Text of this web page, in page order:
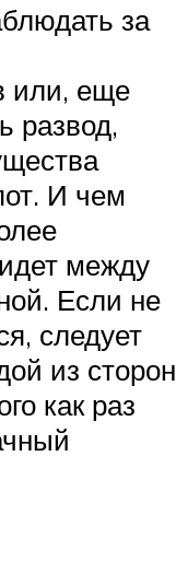
за
или, еще
развод,
И чем
между
Если не
следует
из сторон
как раз